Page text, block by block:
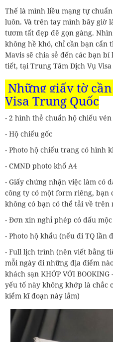
Thế là mình liều mạng tự
luôn. Và trên tay mình bây giờ
tươm tất đẹp đẽ gọn gàng.
không hề khó, chỉ cần bạn cẩn
Mavis sẽ chia sẻ đến các bạn
tiết, tại Trung Tâm Dịch Vụ Visa
Những giấy tờ
Visa Trung Quốc
- 2 hình thẻ chuẩn hộ chiếu
‌- Hộ chiếu gốc
‌- Photo hộ chiếu trang có hình
‌- CMND photo khổ A4
‌- Giấy chứng nhận việc làm có
công ty có một form riêng, bạn
không có bạn có thể tải về trên
‌- Đơn xin nghỉ phép có dấu
‌- Photo hộ khẩu (nếu đi TQ lần
‌- Full lịch trình (nên viết bằng
mỗi ngày đi những địa điểm
khách sạn KHỚP VỚI
yếu tố này không khớp là chắc
kiểm kĩ đoạn này lắm)